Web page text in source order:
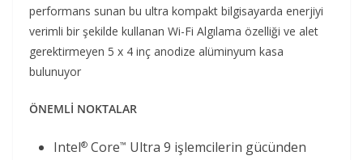
performans sunan bu ultra kompakt bilgisayarda enerjiyi
verimli bir şekilde kullanan Wi-Fi Algılama özelliği ve alet
gerektirmeyen 5 x 4 inç anodize alüminyum kasa
bulunuyor
ÖNEMLİ NOKTALAR
Intel® Core™ Ultra 9 işlemcilerin gücünden